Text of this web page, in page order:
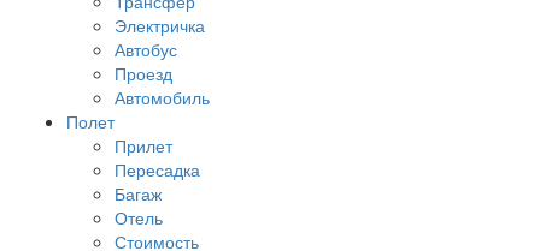
Электричка
Автобус
Проезд
Автомобиль
Полет
Прилет
Пересадка
Багаж
Отель
Стоимость